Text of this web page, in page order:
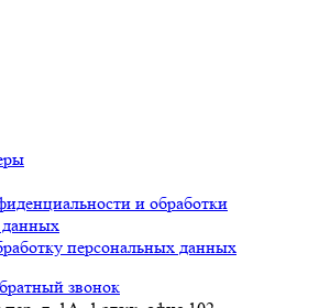
и обработки
данных
персональных данных
звонок